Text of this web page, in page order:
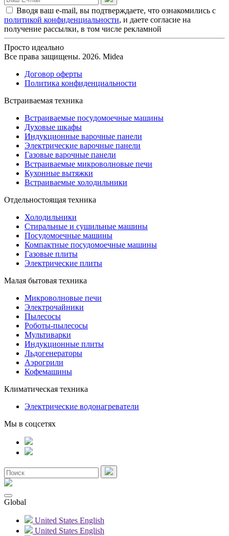
Вводя ваш e-mail, вы подтверждаете, что ознакомились с
политикой конфиденциальности, и даете согласие на
получение рассылки, в том числе рекламной
Просто идеально
Все права защищены. 2026. Midea
Договор оферты
Политика конфиденциальности
Встраиваемая техника
Встраиваемые посудомоечные машины
Духовые шкафы
Индукционные варочные панели
Электрические варочные панели
Газовые варочные панели
Встраиваемые микроволновые печи
Кухонные вытяжки
Встраиваемые холодильники
Отдельностоящая техника
Холодильники
Стиральные и сушильные машины
Посудомоечные машины
Компактные посудомоечные машины
Газовые плиты
Электрические плиты
Малая бытовая техника
Микроволновые печи
Электрочайники
Пылесосы
Роботы-пылесосы
Мультиварки
Индукционные плиты
Льдогенераторы
Аэрогрили
Кофемашины
Климатическая техника
Электрические водонагреватели
Мы в соцсетях
Global
United States English
United States English